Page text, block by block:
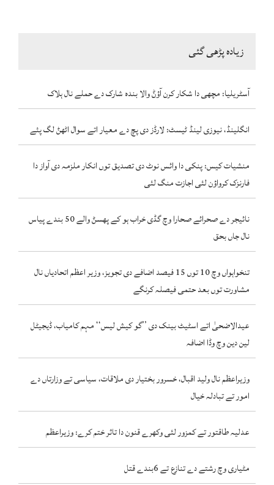
زیادہ پڑھی گئی
آسٹریلیا: مچھی دا شکار کرن آؤݨ والا بندہ شارک دے حملے نال ہلاک
انگلینڈ، نیوزی لینڈ ٹیسٹ: لارڈز دی پچ دے معیار اتے سوال اٹھݨ لگ پئے
منشیات کیس: پنکی دا وائس نوٹ دی تصدیق توں انکار ملزمہ دی آواز دا
فارنزک کرواؤن لئی اجازت منگ لئی
نائیجر دے صحرائے صحارا وچ گڈی خراب ہو کے پھسݨ والے 50 بندے پیاس
نال جاں بحق
تنخواہواں وچ 10 توں 15 فیصد اضافے دی تجویز، وزیر اعظم اتحادیاں نال
مشاورت توں بعد حتمی فیصلہ کرنگے
عیدالاضحیٰ اتے اسٹیٹ بینک دی ’’گو کیش لیس‘‘ مہم کامیاب، ڈیجیٹل
لین دین وچ وڈا اضافہ
وزیراعظم نال ولید اقبال، خسرور بختیار دی ملاقات، سیاسی تے وزارتاں دے
امور تے تبادلہ خیال
عدلیہ طاقتور تے کمزور لئی وکھرے قنون دا تاثر ختم کرے: وزیراعظم
مٹیاری وچ رشتے دے تنازع تے 6بندے قتل